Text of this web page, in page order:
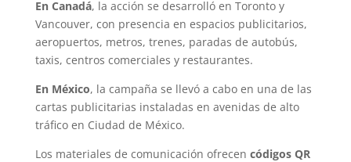
En Canadá, la acción se desarrolló en Toronto y
Vancouver, con presencia en espacios publicitarios,
aeropuertos, metros, trenes, paradas de autobús,
taxis, centros comerciales y restaurantes.
En México, la campaña se llevó a cabo en una de las
cartas publicitarias instaladas en avenidas de alto
tráfico en Ciudad de México.
Los materiales de comunicación ofrecen códigos QR